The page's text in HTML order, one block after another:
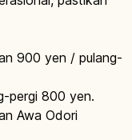
900 yen / pulang-
pergi 800 yen.
Awa Odori